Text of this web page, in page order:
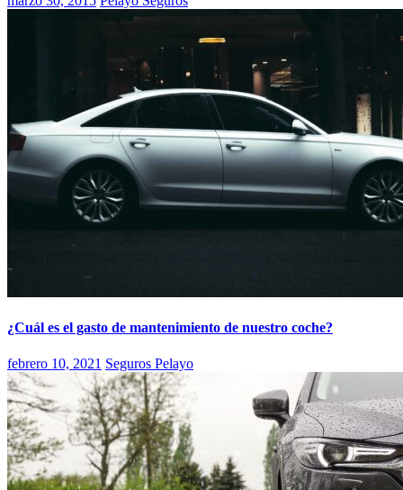
¿Cuál es el gasto de mantenimiento de nuestro coche?
febrero 10, 2021 Seguros Pelayo